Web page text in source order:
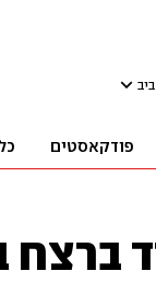
פודקאסטים
ברצח